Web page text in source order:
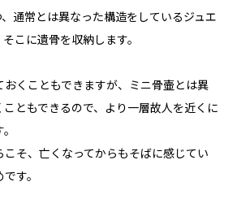
通常とは異なった構造をしているジュエ
こに遺骨を収納します。
おくこともできますが、ミニ骨壷とは異
ともできるので、より一層故人を近くに
こそ、亡くなってからもそばに感じてい
す。